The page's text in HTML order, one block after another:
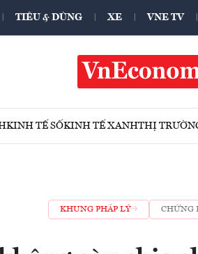
TIÊU & DÙNG XE VNE TV
KINH TẾ SỐKINH TẾ XANHTHỊ
KHUNG PHÁP LÝ CHỨNG